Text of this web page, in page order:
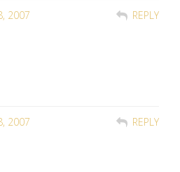
2007 REPLY
2007 REPLY